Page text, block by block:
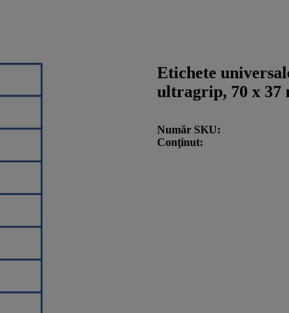
Etichete
ultragrip, 70 x 37
Număr SKU
Conţinut